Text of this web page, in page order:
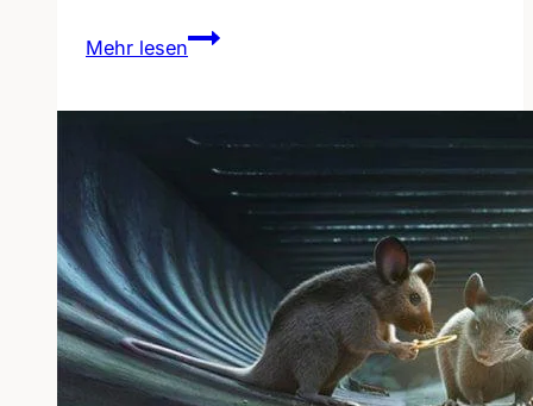
Mehr lesen
Facebook-
Werbevideo